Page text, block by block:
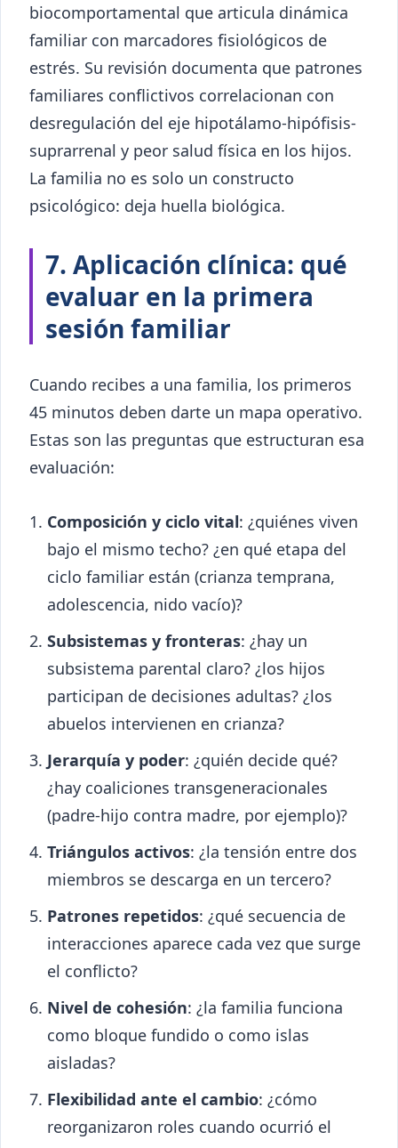
biocomportamental que articula dinámica
familiar con marcadores fisiológicos de
estrés. Su revisión documenta que patrones
familiares conflictivos correlacionan con
desregulación del eje hipotálamo-hipófisis-
suprarrenal y peor salud física en los hijos.
La familia no es solo un constructo
psicológico: deja huella biológica.
7. Aplicación clínica: qué
evaluar en la primera
sesión familiar
Cuando recibes a una familia, los primeros
45 minutos deben darte un mapa operativo.
Estas son las preguntas que estructuran esa
evaluación:
Composición y ciclo vital: ¿quiénes viven
bajo el mismo techo? ¿en qué etapa del
ciclo familiar están (crianza temprana,
adolescencia, nido vacío)?
Subsistemas y fronteras: ¿hay un
subsistema parental claro? ¿los hijos
participan de decisiones adultas? ¿los
abuelos intervienen en crianza?
Jerarquía y poder: ¿quién decide qué?
¿hay coaliciones transgeneracionales
(padre-hijo contra madre, por ejemplo)?
Triángulos activos: ¿la tensión entre dos
miembros se descarga en un tercero?
Patrones repetidos: ¿qué secuencia de
interacciones aparece cada vez que surge
el conflicto?
Nivel de cohesión: ¿la familia funciona
como bloque fundido o como islas
aisladas?
Flexibilidad ante el cambio: ¿cómo
reorganizaron roles cuando ocurrió el